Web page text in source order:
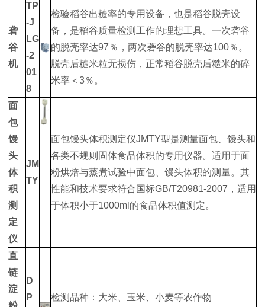
砻
谷
机
TP
-J
LG
-2
01
8
检验稻谷出糙率的专用设备，也是稻谷脱壳设
备，是稻谷质量检测工作的理想工具。一次砻谷
的脱壳率达97％，两次砻谷的脱壳率达100％。
脱壳后糙米粒无损伤，正常稻谷脱壳后糙米的碎
米率＜3％。
面
包
馒
头
体
积
测
定
仪
JM
TY
面包馒头体积测定仪JMTY型是测量面包、馒头和
各类不规则固体食品体积的专用仪器。适用于面
粉烘焙与蒸煮试验中面包、馒头体积的测量。其
性能和技术要求符合国标GB/T20981-2007，适用
于体积小于1000ml的食品体积值测定。
直
链
淀
D
P
检测品种：大米、玉米、小麦等农作物